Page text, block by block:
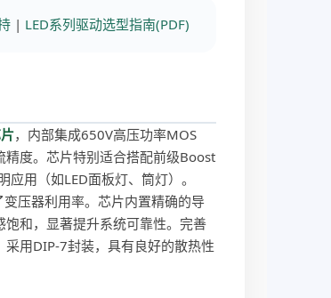
| LED系列驱动选型指南(PDF)
，内部集成650V高压功率MOS
度。芯片特别适合搭配前级Boost
用（如LED面板灯、筒灯）。
压器利用率。芯片内置精确的导
和，显著提升系统可靠性。完善
用DIP-7封装，具有良好的散热性